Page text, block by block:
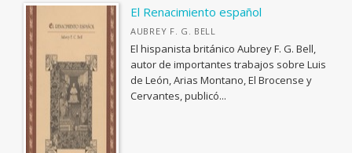
BIBLIOTECAS Y CIENCIAS DE LA INFORMACIÓN
BIOGRAFÍA: GENERAL
BIOLOGIA, CIENCIAS DE LA VIDA
<Genérica>
ANTOLOGÍAS (NO POÉTICAS)
APLICACIONES GRÁFICAS Y MULTIMEDIA
El Renacimiento español
AUBREY F. G. BELL
El hispanista británico Aubrey F. G. Bell,
autor de importantes trabajos sobre Luis
de León, Arias Montano, El Brocense y
Cervantes, publicó...